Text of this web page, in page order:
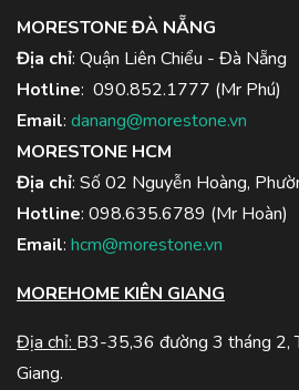
MORESTONE ĐÀ NẴNG
Địa chỉ: Quận Liên Chiểu - Đà Nẵng
Hotline: 090.852.1777 (Mr Phú)
Email: danang@morestone.vn
MORESTONE HCM
Địa chỉ: Số 02 Nguyễn Hoàng,
Hotline: 098.635.6789 (Mr Hoàn)
Email: hcm@morestone.vn
MOREHOME KIÊN GIANG
Địa chỉ: B3-35,36 đường 3 tháng 2,
Giang.